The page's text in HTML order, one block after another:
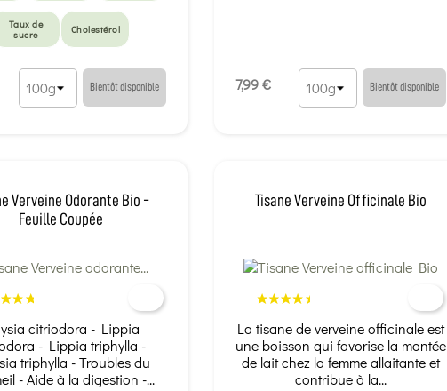
Taux de
sucre
Cholestérol
Bientôt disponible 7,99 € Bientôt disponible
Verveine Odorante Bio -
Feuille Coupée
citriodora - Lippia
- Lippia triphylla -
triphylla - Troubles du
- Aide à la digestion -...
Tisane Verveine Officinale Bio
La tisane de verveine officinale est
une boisson qui favorise la montée
de lait chez la femme allaitante et
contribue à la...